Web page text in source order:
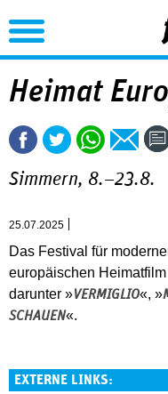
Heimat
Simmern, 8.–23.8.
25.07.2025
Das Festival für
europäischen
darunter »VERMIGLIO«, »
SCHAUEN«.
EXTERNE LINKS: